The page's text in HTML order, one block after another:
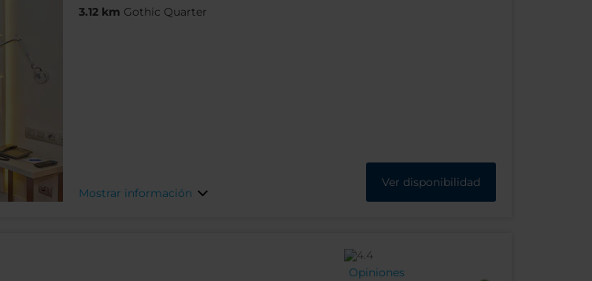
3.12 km Gothic Quarter
Mostrar información
Ver disponibilidad
Opiniones